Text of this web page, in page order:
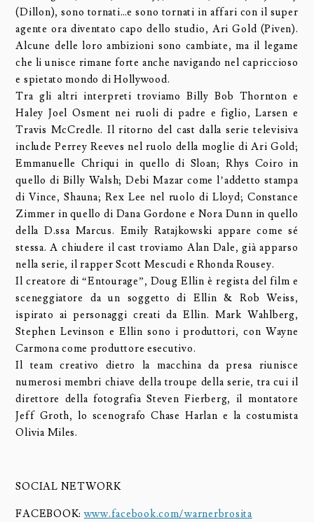
(Dillon), sono tornati…e sono tornati in affari con il super
agente ora diventato capo dello studio, Ari Gold (Piven).
Alcune delle loro ambizioni sono cambiate, ma il legame
che li unisce rimane forte anche navigando nel capriccioso
e spietato mondo di Hollywood.
Tra gli altri interpreti troviamo Billy Bob Thornton e
Haley Joel Osment nei ruoli di padre e figlio, Larsen e
Travis McCredle. Il ritorno del cast dalla serie televisiva
include Perrey Reeves nel ruolo della moglie di Ari Gold;
Emmanuelle Chriqui in quello di Sloan; Rhys Coiro in
quello di Billy Walsh; Debi Mazar come l’addetto stampa
di Vince, Shauna; Rex Lee nel ruolo di Lloyd; Constance
Zimmer in quello di Dana Gordone e Nora Dunn in quello
della D.ssa Marcus. Emily Ratajkowski appare come sé
stessa. A chiudere il cast troviamo Alan Dale, già apparso
nella serie, il rapper Scott Mescudi e Rhonda Rousey.
Il creatore di “Entourage”, Doug Ellin è regista del film e
sceneggiatore da un soggetto di Ellin & Rob Weiss,
ispirato ai personaggi creati da Ellin. Mark Wahlberg,
Stephen Levinson e Ellin sono i produttori, con Wayne
Carmona come produttore esecutivo.
Il team creativo dietro la macchina da presa riunisce
numerosi membri chiave della troupe della serie, tra cui il
direttore della fotografia Steven Fierberg, il montatore
Jeff Groth, lo scenografo Chase Harlan e la costumista
Olivia Miles.
SOCIAL NETWORK
FACEBOOK:www.facebook.com/warnerbrosita